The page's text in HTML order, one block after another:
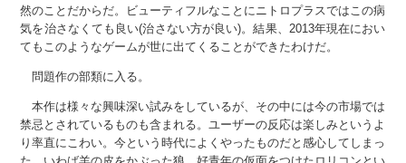
然のことだからだ。ビューティフルなことにニトロプラスではこの病
気を治さなくても良い(治さない方が良い)。結果、2013年現在におい
てもこのようなゲームが世に出てくることができたわけだ。
問題作の部類に入る。
本作は様々な興味深い試みをしているが、その中には今の市場では
禁忌とされているものも含まれる。ユーザーの反応は楽しみというよ
り率直にこわい。今という時代によくやったものだと感心してしまっ